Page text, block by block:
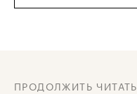
ПРОДОЛЖИТЬ ЧИТАТЬ